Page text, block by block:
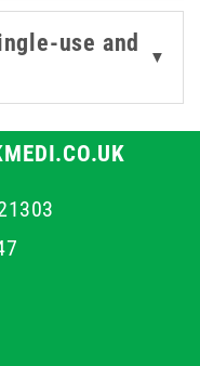
use and
▼